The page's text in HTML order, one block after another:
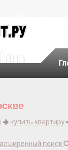
купить квартиру
поиск